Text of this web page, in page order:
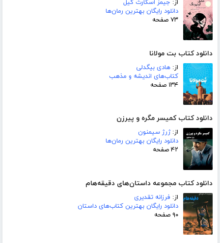
از: جیمز اسکارث گیل
دانلود رایگان بهترین رمان‌ها
۷۳ صفحه
دانلود کتاب بت مولانا
از: هادی بیگدلی
کتاب‌های اندیشه و مذهب
۱۳۴ صفحه
دانلود کتاب کمیسر مگره و پیرزن
از:ژرژ سیمنون
دانلود رایگان بهترین رمان‌ها
۴۲ صفحه
دانلود کتاب مجموعه داستان‌های دقیقه‌هام
از: فرزانه تقدیری
دانلود رایگان بهترین کتاب‌های داستان
۹۰ صفحه